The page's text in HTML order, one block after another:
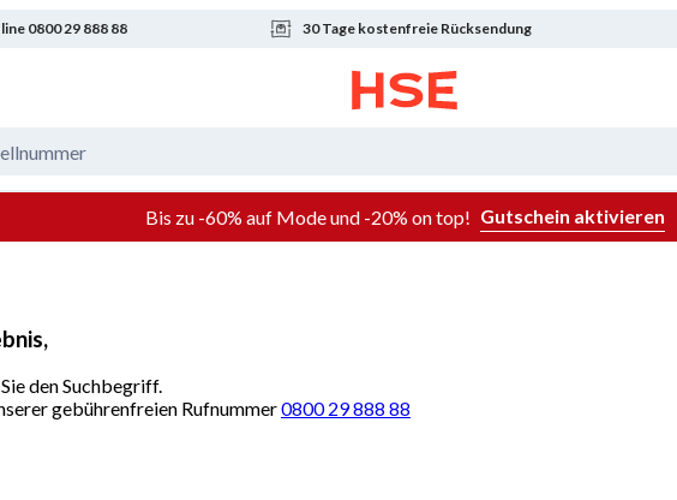
0800 29 888 88 30 Tage kostenfreie Rücksendung
Bis zu -60% auf Mode und -20% on top! Gutschein aktivieren
den Suchbegriff.
gebührenfreien Rufnummer0800 29 888 88